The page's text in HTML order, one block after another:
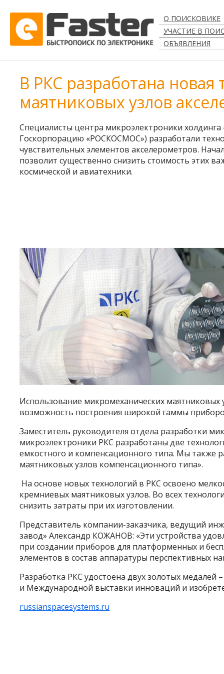
О ПОИСКОВИКЕ
УЧАСТИЕ В
ОБЪЯВЛЕНИЯ
В РКС разработана новая
маятниковых узлов
Специалисты центра микроэлектроники холдинга
Госкорпорацию «РОСКОСМОС») разработали
чувствительных элементов акселерометров.
позволит существенно снизить стоимость этих
космической и авиатехники.
Использование микромеханических маятниковых
возможность построения широкой гаммы
Заместитель руководителя отдела разработки
микроэлектроники РКС разработаны две
емкостного и компенсационного типа. Мы также
маятниковых узлов компенсационного типа».
На основе новых технологий в РКС освоено
кремниевых маятниковых узлов. Во всех
снизить затраты при их изготовлении.
Представитель компании-заказчика, ведущий
завод» Александр КОЖАНОВ: «Эти устройства
при создании приборов для платформенных и
элементов в состав аппаратуры перспективных
Разработка РКС удостоена двух золотых
и Международной выставки инноваций и
russianspacesystems.ru